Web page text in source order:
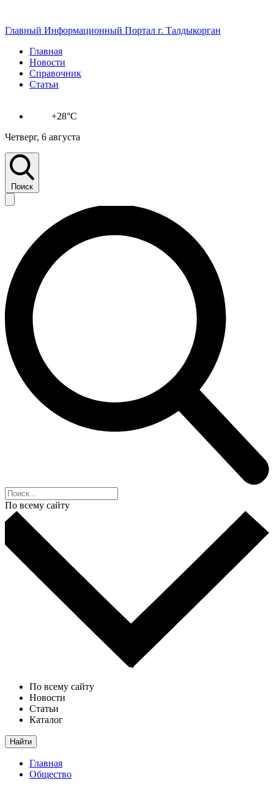
Главный Информационный Портал г. Талдыкорган
Главная
Новости
Справочник
Статьи
+28°C
Четверг, 6 августа
Поиск
По всему сайту
По всему сайту
Новости
Статьи
Каталог
Найти
Главная
Общество